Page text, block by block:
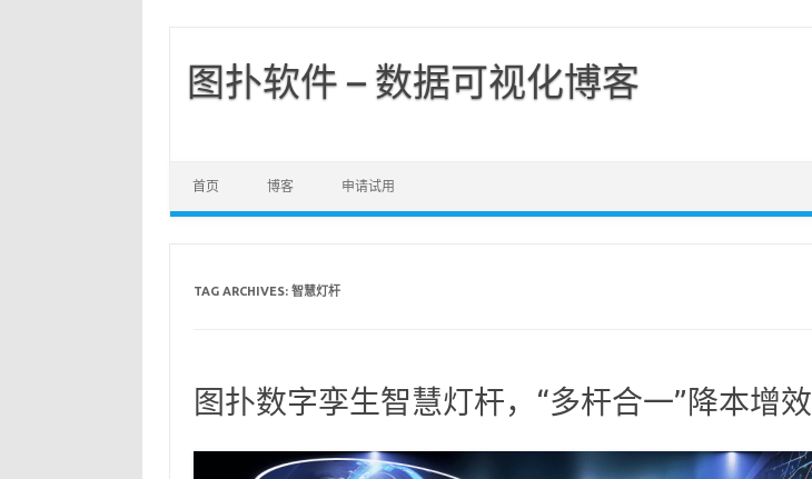
图扑软件 – 数据可视化博客
首页 博客 申请试用
TAG ARCHIVES: 智慧灯杆
图扑数字孪生智慧灯杆，“多杆合一”降本增效